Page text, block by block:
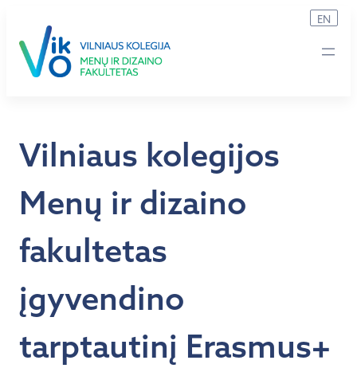
turinio
EN
Vilniaus kolegijos
Menų ir dizaino
fakultetas
įgyvendino
tarptautinį Erasmus+